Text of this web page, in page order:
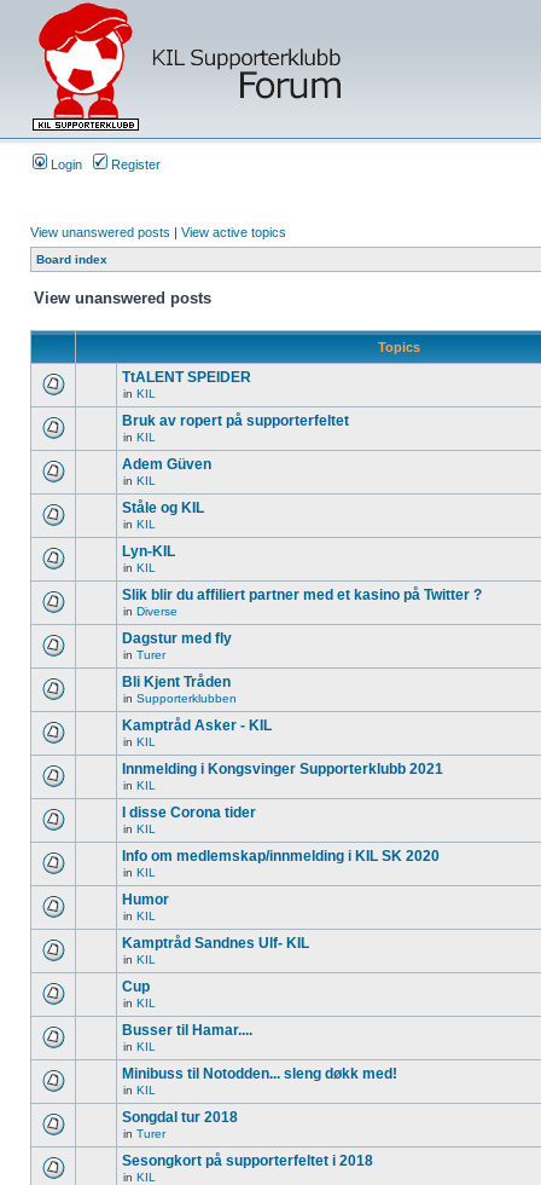
Login Register
View unanswered posts | View active topics
Board index
View unanswered posts
Topics
TtALENT SPEIDER
in KIL
Bruk av ropert på supporterfeltet
in KIL
Adem Güven
in KIL
Ståle og KIL
in KIL
Lyn-KIL
in KIL
Slik blir du affiliert partner med et kasino på Twitter ?
in Diverse
Dagstur med fly
in Turer
Bli Kjent Tråden
in Supporterklubben
Kamptråd Asker - KIL
in KIL
Innmelding i Kongsvinger Supporterklubb 2021
in KIL
I disse Corona tider
in KIL
Info om medlemskap/innmelding i KIL SK 2020
in KIL
Humor
in KIL
Kamptråd Sandnes Ulf- KIL
in KIL
Cup
in KIL
Busser til Hamar....
in KIL
Minibuss til Notodden... sleng døkk med!
in KIL
Songdal tur 2018
in Turer
Sesongkort på supporterfeltet i 2018
in KIL